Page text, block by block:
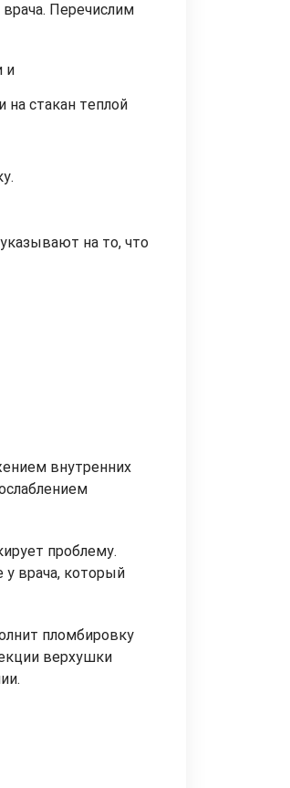
Перечислим
и
стакан теплой
на то, что
внутренних
проблему.
у врача, который
пломбировку
верхушки